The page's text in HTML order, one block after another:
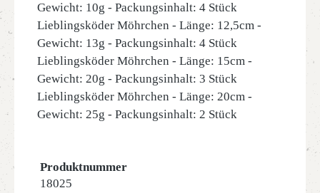
Gewicht: 10g - Packungsinhalt: 4 Stück
Lieblingsköder Möhrchen - Länge: 12,5cm -
Gewicht: 13g - Packungsinhalt: 4 Stück
Lieblingsköder Möhrchen - Länge: 15cm -
Gewicht: 20g - Packungsinhalt: 3 Stück
Lieblingsköder Möhrchen - Länge: 20cm -
Gewicht: 25g - Packungsinhalt: 2 Stück
Produktnummer
18025